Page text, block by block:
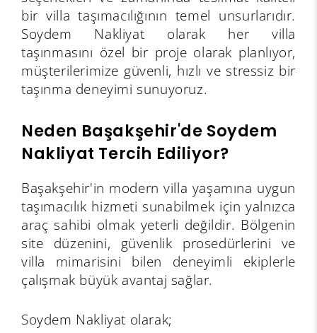
bir villa taşımacılığının temel unsurlarıdır.
Soydem Nakliyat olarak her villa
taşınmasını özel bir proje olarak planlıyor,
müşterilerimize güvenli, hızlı ve stressiz bir
taşınma deneyimi sunuyoruz.
Neden Başakşehir'de Soydem
Nakliyat Tercih Ediliyor?
Başakşehir'in modern villa yaşamına uygun
taşımacılık hizmeti sunabilmek için yalnızca
araç sahibi olmak yeterli değildir. Bölgenin
site düzenini, güvenlik prosedürlerini ve
villa mimarisini bilen deneyimli ekiplerle
çalışmak büyük avantaj sağlar.
Soydem Nakliyat olarak;